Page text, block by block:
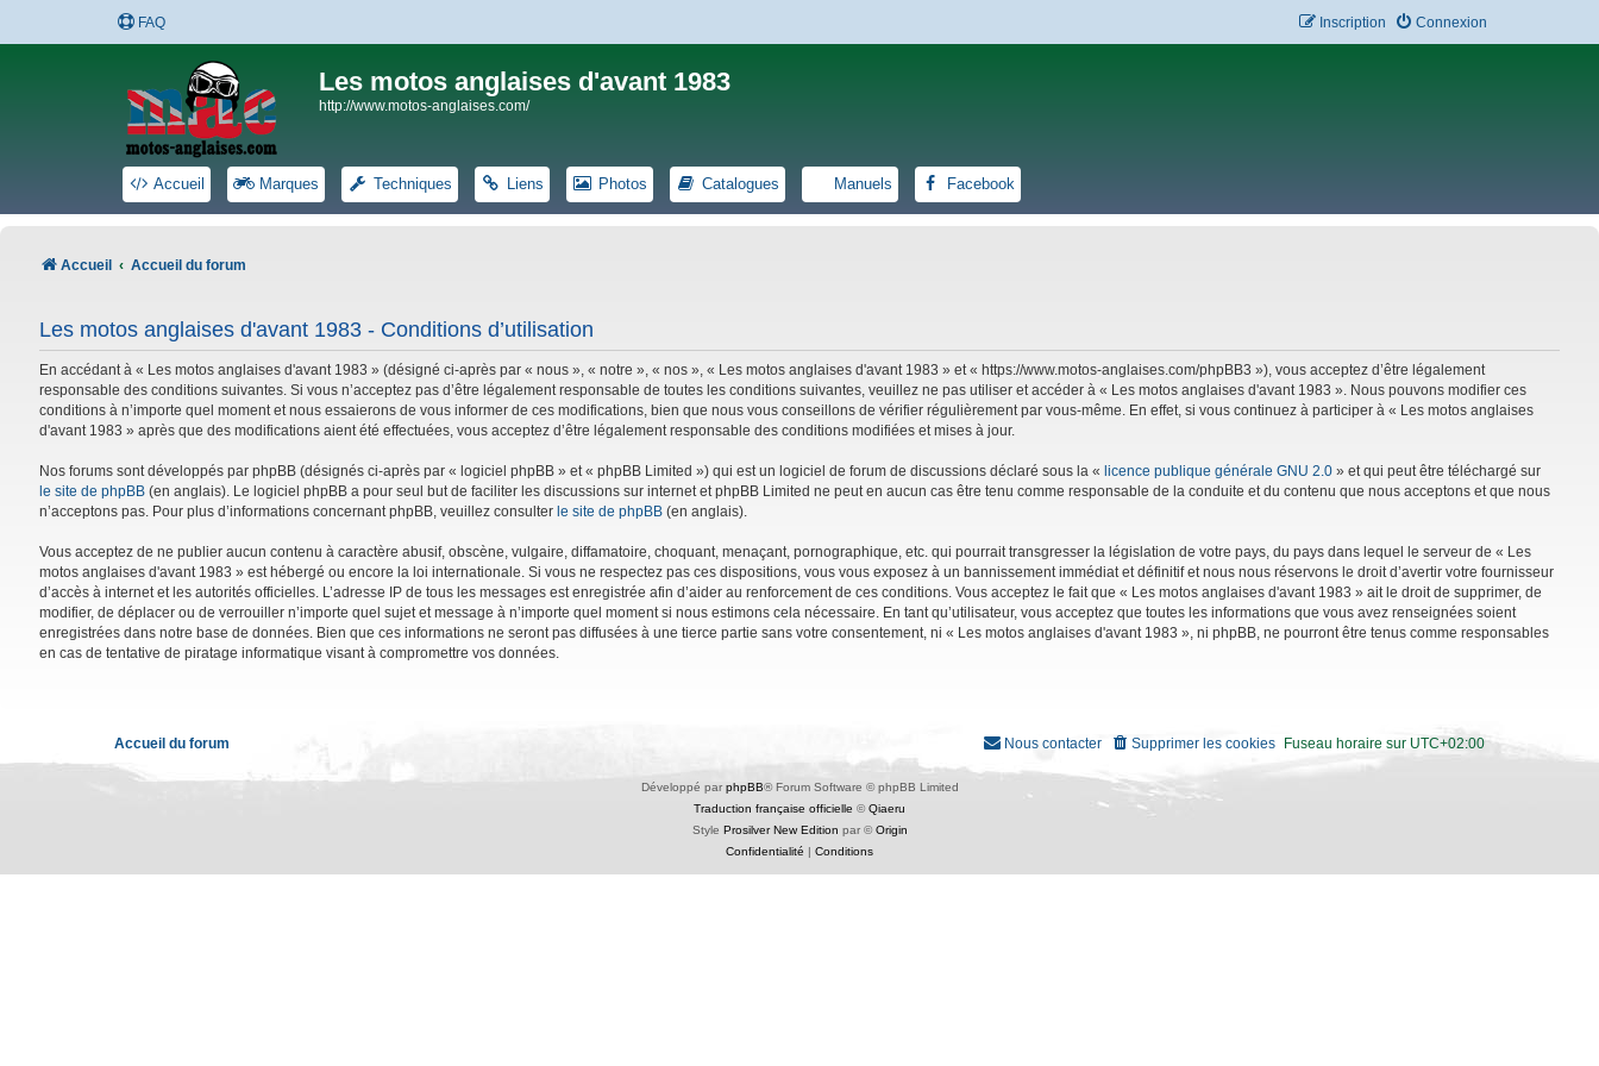
FAQ Connexion
Inscription
Les motos anglaises d'avant 1983
http://www.motos-anglaises.com/
Accueil Marques Techniques Liens Photos Catalogues Manuels Facebook
Accueil Accueil du forum
Les motos anglaises d'avant 1983 - Conditions d’utilisation
En accédant à « Les motos anglaises d'avant 1983 » (désigné ci-après par « nous », « notre », « nos », « Les motos anglaises d'avant 1983 » et « https://www.motos-anglaises.com/phpBB3 »), vous acceptez d’être légalement
responsable des conditions suivantes. Si vous n’acceptez pas d’être légalement responsable de toutes les conditions suivantes, veuillez ne pas utiliser et accéder à « Les motos anglaises d'avant 1983 ». Nous pouvons modifier ces
conditions à n’importe quel moment et nous essaierons de vous informer de ces modifications, bien que nous vous conseillons de vérifier régulièrement par vous-même. En effet, si vous continuez à participer à « Les motos anglaises
d'avant 1983 » après que des modifications aient été effectuées, vous acceptez d’être légalement responsable des conditions modifiées et mises à jour.
Nos forums sont développés par phpBB (désignés ci-après par « logiciel phpBB » et « phpBB Limited ») qui est un logiciel de forum de discussions déclaré sous la « licence publique générale GNU 2.0 » et qui peut être téléchargé sur
le site de phpBB (en anglais). Le logiciel phpBB a pour seul but de faciliter les discussions sur internet et phpBB Limited ne peut en aucun cas être tenu comme responsable de la conduite et du contenu que nous acceptons et que nous
n’acceptons pas. Pour plus d’informations concernant phpBB, veuillez consulter le site de phpBB (en anglais).
Vous acceptez de ne publier aucun contenu à caractère abusif, obscène, vulgaire, diffamatoire, choquant, menaçant, pornographique, etc. qui pourrait transgresser la législation de votre pays, du pays dans lequel le serveur de « Les
motos anglaises d'avant 1983 » est hébergé ou encore la loi internationale. Si vous ne respectez pas ces dispositions, vous vous exposez à un bannissement immédiat et définitif et nous nous réservons le droit d’avertir votre fournisseur
d’accès à internet et les autorités officielles. L’adresse IP de tous les messages est enregistrée afin d’aider au renforcement de ces conditions. Vous acceptez le fait que « Les motos anglaises d'avant 1983 » ait le droit de supprimer, de
modifier, de déplacer ou de verrouiller n’importe quel sujet et message à n’importe quel moment si nous estimons cela nécessaire. En tant qu’utilisateur, vous acceptez que toutes les informations que vous avez renseignées soient
enregistrées dans notre base de données. Bien que ces informations ne seront pas diffusées à une tierce partie sans votre consentement, ni « Les motos anglaises d'avant 1983 », ni phpBB, ne pourront être tenus comme responsables
en cas de tentative de piratage informatique visant à compromettre vos données.
Accueil du forum Fuseau horaire sur UTC+02:00
Supprimer les cookies
Nous contacter
Développé par phpBB® Forum Software © phpBB Limited
Traduction française officielle ©Qiaeru
Style Prosilver New Edition par ©Origin
Confidentialité
Conditions